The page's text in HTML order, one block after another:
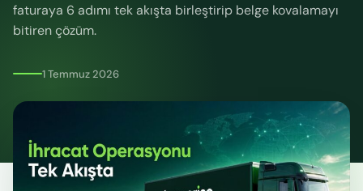
LoggyGo
İlanları
Kurumsal
CO2
faturaya 6 adımı tek akışta birleştirip belge kovalamayı
bitiren çözüm.
1 Temmuz 2026